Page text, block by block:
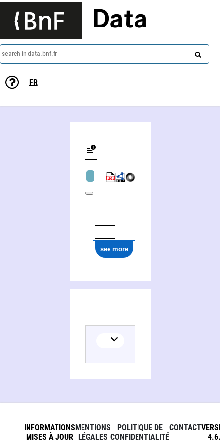
Data
search in data.bnf.fr
FR
see more
INFORMATIONS
MISES À JOUR
MENTIONS
LÉGALES
POLITIQUE DE
CONFIDENTIALITÉ
CONTACT